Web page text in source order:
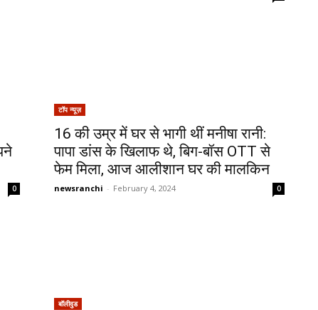
0
टॉप न्यूज़
16 की उम्र में घर से भागी थीं मनीषा रानी:​​​​​​​
पापा डांस के खिलाफ थे, बिग-बॉस OTT से
फेम मिला, आज आलीशान घर की मालकिन
newsranchi - February 4, 2024 0
बॉलीवुड